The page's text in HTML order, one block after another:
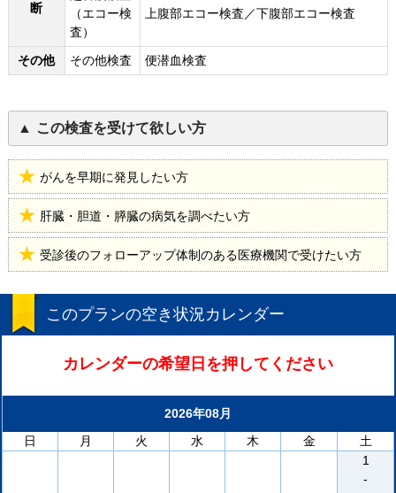
断
（エコー検
査）
上腹部エコー検査／下腹部エコー検査
その他 その他検査 便潜血検査
この検査を受けて欲しい方
がんを早期に発見したい方
肝臓・胆道・膵臓の病気を調べたい方
受診後のフォローアップ体制のある医療機関で受けたい方
このプランの空き状況カレンダー
カレンダーの希望日を押してください
2026年08月
日
月 火 水 木 金
土
1
-